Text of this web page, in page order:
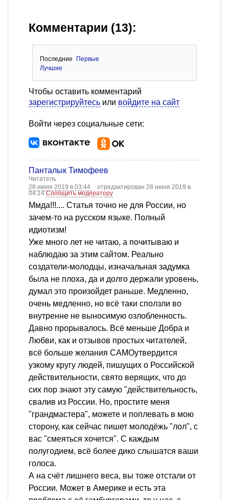
Комментарии (13):
Последние
Первые
Лучшие
Чтобы оставить комментарий
зарегистрируйтесь или войдите на сайт
Войти через социальные сети:
Панталык Тимофеев
Читатель
28 июня 2019 в 03:44
отредактирован 28 июня 2019 в
04:14Сообщить модератору
Ммда!!!.... Статья точно не для России, но
зачем-то на русском языке. Полный
идиотизм!
Уже много лет не читаю, а почитываю и
наблюдаю за этим сайтом. Реально
создатели-молодцы, изначальная задумка
была не плоха, да и долго держали уровень,
думал это произойдет раньше. Медленно,
очень медленно, но всё таки сползли во
внутренне не выносимую озлобленность.
Давно прорывалось. Всё меньше Добра и
Любви, как и отзывов простых читателей,
всё больше желания САМОутвердится
узкому кругу людей, пишущих о Российской
действительности, свято верящих, что до
сих пор знают эту самую "действительность,
свалив из России. Но, простите меня
"грандмастера", можете и поплевать в мою
сторону, как сейчас пишет молодёжь "лол", с
вас "смеяться хочется". С каждым
полугодием, всё более дико слышатся ваши
голоса.
А на счёт лишнего веса, вы тоже отстали от
России. Может в Америке и есть эта